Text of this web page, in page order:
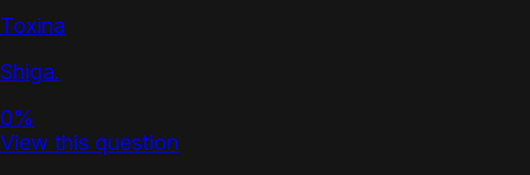
Toxina
Shiga.
0%
View this question